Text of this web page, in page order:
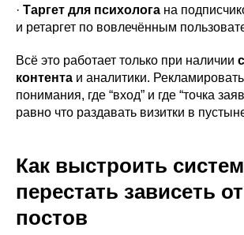
· Таргет для психолога на
и ретаргет по вовлечённым
Всё это работает только при наличии
контента и аналитики.
понимания, где “вход” и где “точка
равно что раздавать визитки в
Как выстроить
перестать зависеть
постов